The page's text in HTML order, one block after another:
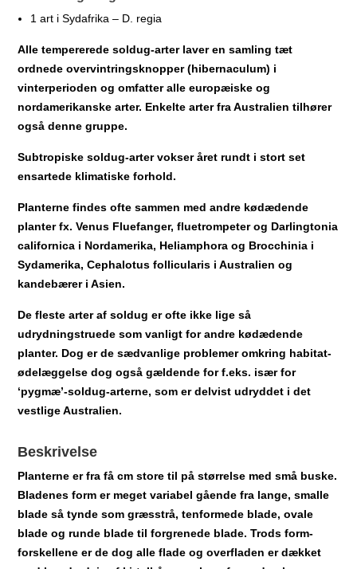
1 art i Sydafrika – D. regia
Alle tempererede soldug-arter laver en samling tæt
ordnede overvintringsknopper (hibernaculum) i
vinterperioden og omfatter alle europæiske og
nordamerikanske arter. Enkelte arter fra Australien tilhører
også denne gruppe.
Subtropiske soldug-arter vokser året rundt i stort set
ensartede klimatiske forhold.
Planterne findes ofte sammen med andre kødædende
planter fx. Venus Fluefanger, fluetrompeter og Darlingtonia
californica i Nordamerika, Heliamphora og Brocchinia i
Sydamerika, Cephalotus follicularis i Australien og
kandebærer i Asien.
De fleste arter af soldug er ofte ikke lige så
udrydningstruede som vanligt for andre kødædende
planter. Dog er de sædvanlige problemer omkring habitat-
ødelæggelse dog også gældende for f.eks. især for
‘pygmæ’-soldug-arterne, som er delvist udryddet i det
vestlige Australien.
Beskrivelse
Planterne er fra få cm store til på størrelse med små buske.
Bladenes form er meget variabel gående fra lange, smalle
blade så tynde som græsstrå, tenformede blade, ovale
blade og runde blade til forgrenede blade. Trods form-
forskellene er de dog alle flade og overfladen er dækket